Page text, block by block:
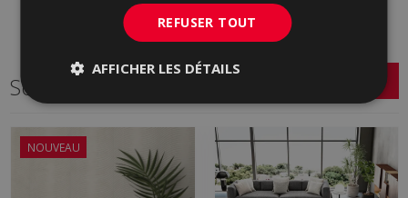
Série connexe
NOUVEAU
REFUSER TOUT
AFFICHER LES DÉTAILS